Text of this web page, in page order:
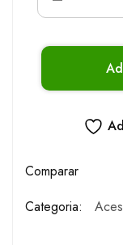
Comparar
Categoria: